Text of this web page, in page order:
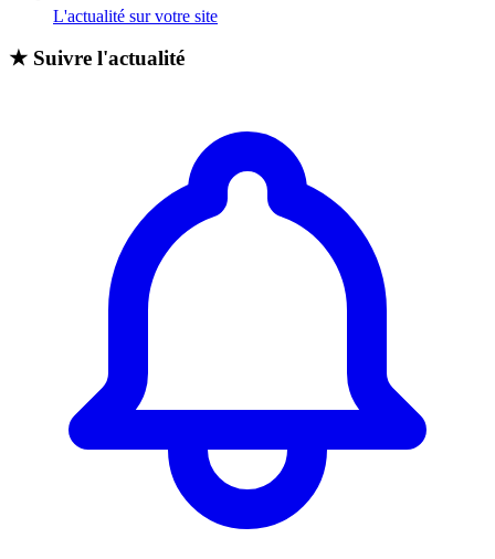
L'actualité sur votre site
★ Suivre l'actualité